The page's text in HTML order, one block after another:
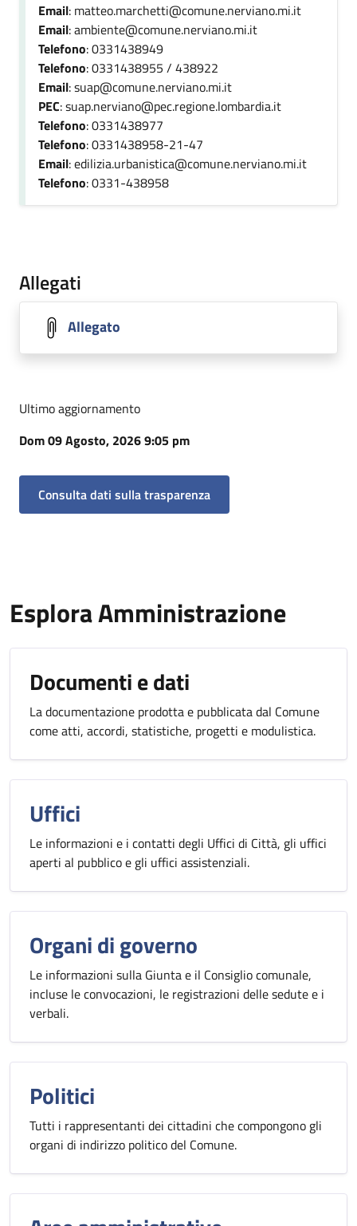
Email: matteo.marchetti@comune.nerviano.mi.it
Email: ambiente@comune.nerviano.mi.it
Telefono: 0331438949
Telefono: 0331438955 / 438922
Email: suap@comune.nerviano.mi.it
PEC: suap.nerviano@pec.regione.lombardia.it
Telefono: 0331438977
Telefono: 0331438958-21-47
Email: edilizia.urbanistica@comune.nerviano.mi.it
Telefono: 0331-438958
Allegati
Allegato
Ultimo aggiornamento
Dom 09 Agosto, 2026 9:05 pm
Consulta dati sulla trasparenza
Esplora Amministrazione
Documenti e dati
La documentazione prodotta e pubblicata dal Comune
come atti, accordi, statistiche, progetti e modulistica.
Uffici
Le informazioni e i contatti degli Uffici di Città, gli uffici
aperti al pubblico e gli uffici assistenziali.
Organi di governo
Le informazioni sulla Giunta e il Consiglio comunale,
incluse le convocazioni, le registrazioni delle sedute e i
verbali.
Politici
Tutti i rappresentanti dei cittadini che compongono gli
organi di indirizzo politico del Comune.